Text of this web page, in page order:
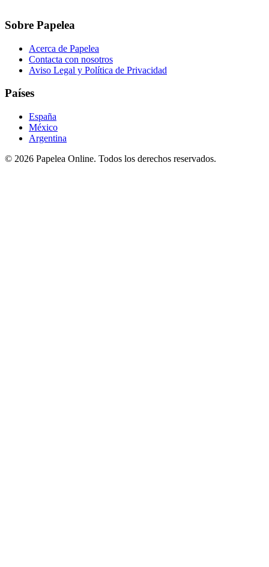
Sobre Papelea
Acerca de Papelea
Contacta con nosotros
Aviso Legal y Política de Privacidad
Países
España
México
Argentina
© 2026 Papelea Online. Todos los derechos reservados.